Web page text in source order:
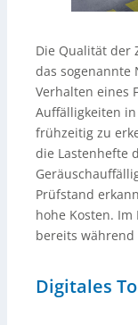
Die Qualität der
das sogenannte
Verhalten eines
Auffälligkeiten
frühzeitig zu
die Lastenhefte
Prüfstand
hohe Kosten.
bereits
Digitales